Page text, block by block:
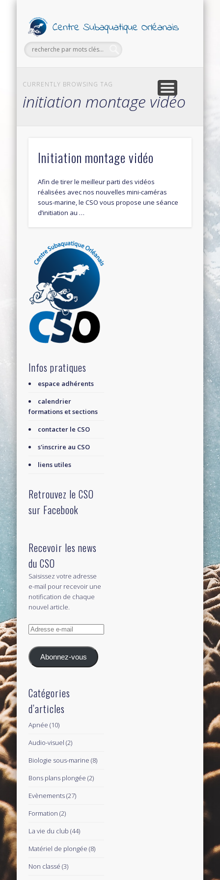
CURRENTLY BROWSING TAG
initiation montage vidéo
Initiation montage vidéo
Afin de tirer le meilleur parti des vidéos
réalisées avec nos nouvelles mini-caméras
sous-marine, le CSO vous propose une séance
d’initiation au …
Infos pratiques
espace adhérents
calendrier
formations et sections
contacter le CSO
s'inscrire au CSO
liens utiles
Retrouvez le CSO
sur Facebook
Recevoir les news
du CSO
Saisissez votre adresse
e-mail pour recevoir une
notification de chaque
nouvel article.
Adresse
mail
Abonnez-vous
Catégories
d’articles
Apnée (10)
Audio-visuel (2)
Biologie sous-marine (8)
Bons plans plongée (2)
Evènements(27)
Formation (2)
La vie du club (44)
Matériel de plongée (8)
Non classé (3)